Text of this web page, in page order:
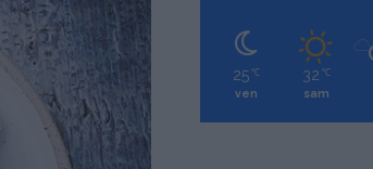
25 ℃
ven
32 ℃
sam